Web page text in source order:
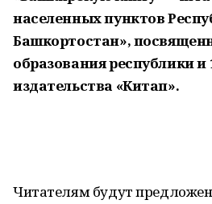
населенных пунктов
Башкортостан»,
образования республики и
издательства «Китап».
Читателям будут